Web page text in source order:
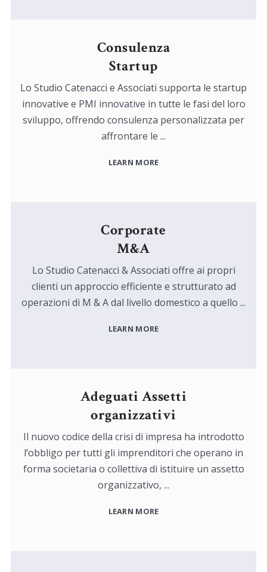
Consulenza
Startup
Lo Studio Catenacci e Associati supporta le startup
innovative e PMI innovative in tutte le fasi del loro
sviluppo, offrendo consulenza personalizzata per
affrontare le ...
LEARN MORE
Corporate
M&A
Lo Studio Catenacci & Associati offre ai propri
clienti un approccio efficiente e strutturato ad
operazioni di M & A dal livello domestico a quello ...
LEARN MORE
Adeguati Assetti
organizzativi
Il nuovo codice della crisi di impresa ha introdotto
l’obbligo per tutti gli imprenditori che operano in
forma societaria o collettiva di istituire un assetto
organizzativo, ...
LEARN MORE